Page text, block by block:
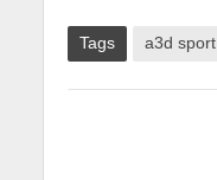
Tags a3d sport